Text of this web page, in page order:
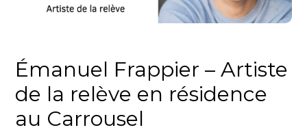
Émanuel Frappier – Artiste
de la relève en résidence
au Carrousel